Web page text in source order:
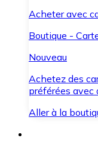
Acheter avec
Boutique -
Nouveau
Achetez des
préférées avec
Aller à la